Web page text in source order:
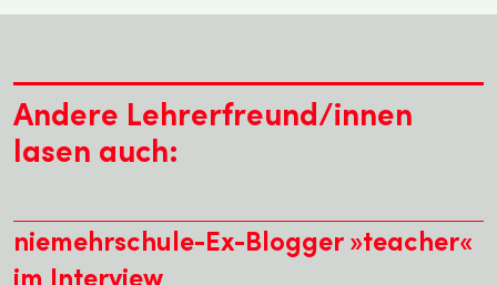
Andere Lehrerfreund/innen
lasen auch:
niemehrschule-Ex-Blogger »teacher«
im Interview